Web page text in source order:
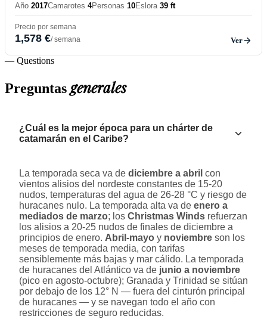
Año 2017Camarotes 4Personas 10Eslora 39 ft
Precio por semana
1,578 €/ semana Ver
— Questions
Preguntasgenerales
¿Cuál es la mejor época para un chárter de
catamarán en el Caribe?
La temporada seca va de diciembre a abril con
vientos alisios del nordeste constantes de 15-20
nudos, temperaturas del agua de 26-28 °C y riesgo de
huracanes nulo. La temporada alta va de enero a
mediados de marzo; los Christmas Winds refuerzan
los alisios a 20-25 nudos de finales de diciembre a
principios de enero. Abril-mayo y noviembre son los
meses de temporada media, con tarifas
sensiblemente más bajas y mar cálido. La temporada
de huracanes del Atlántico va de junio a noviembre
(pico en agosto-octubre); Granada y Trinidad se sitúan
por debajo de los 12° N — fuera del cinturón principal
de huracanes — y se navegan todo el año con
restricciones de seguro reducidas.